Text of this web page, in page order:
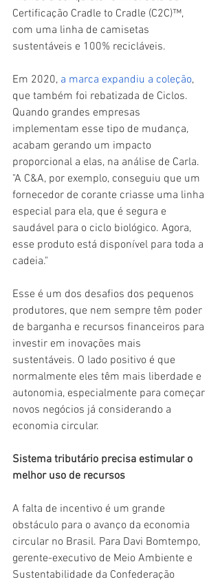
Certificação Cradle to Cradle (C2C)™,
com uma linha de camisetas
sustentáveis e 100% recicláveis.
Em 2020, a marca expandiu a coleção,
que também foi rebatizada de Ciclos.
Quando grandes empresas
implementam esse tipo de mudança,
acabam gerando um impacto
proporcional a elas, na análise de Carla.
"A C&A, por exemplo, conseguiu que um
fornecedor de corante criasse uma linha
especial para ela, que é segura e
saudável para o ciclo biológico. Agora,
esse produto está disponível para toda a
cadeia."
Esse é um dos desafios dos pequenos
produtores, que nem sempre têm poder
de barganha e recursos financeiros para
investir em inovações mais
sustentáveis. O lado positivo é que
normalmente eles têm mais liberdade e
autonomia, especialmente para começar
novos negócios já considerando a
economia circular.
Sistema tributário precisa estimular o
melhor uso de recursos
A falta de incentivo é um grande
obstáculo para o avanço da economia
circular no Brasil. Para Davi Bomtempo,
gerente-executivo de Meio Ambiente e
Sustentabilidade da Confederação